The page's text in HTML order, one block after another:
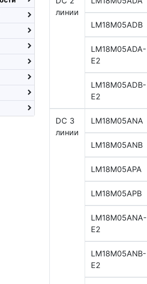
линии
LM18M05ADB
LM18M05ADA-
E2
LM18M05ADB-
E2
DC 3
линии
LM18M05ANA
LM18M05ANB
LM18M05APA
LM18M05APB
LM18M05ANA-
E2
LM18M05ANB-
E2